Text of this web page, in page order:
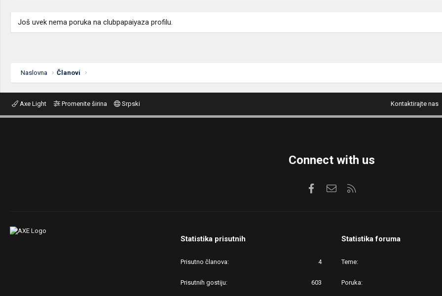
Još uvek nema poruka na clubpapaiyaza profilu.
Naslovna Članovi
Axe Light Promenite širina Srpski Kontaktirajte nas
Connect with us
FacebookKontaktirajte nas
Statistika prisutnih
Prisutno članova 4
Prisutnih gostiju 603
Statistika foruma
Teme
Poruka